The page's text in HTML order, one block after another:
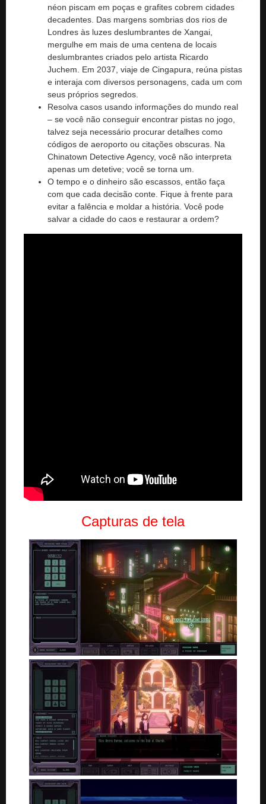
néon piscam em poças e grafites cobrem cidades
decadentes. Das margens sombrias dos rios de
Londres às luzes deslumbrantes de Xangai,
mergulhe em mais de uma centena de locais
deslumbrantes criados pelo artista Ricardo
Juchem. Em 2037, viaje de Cingapura, reúna pistas
e interaja com diversos personagens, cada um com
seus próprios segredos.
Resolva casos usando informações do mundo real
– se você não conseguir encontrar pistas no jogo,
talvez seja necessário procurar detalhes como
códigos de aeroporto ou citações obscuras. Na
Chinatown Detective Agency, você não interpreta
apenas um detetive; você se torna um.
O tempo e o dinheiro são escassos, então faça
com que cada decisão conte. Fique à frente para
evitar a falência e moldar a história. Você pode
salvar a cidade do caos e restaurar a ordem?
Capturas de tela